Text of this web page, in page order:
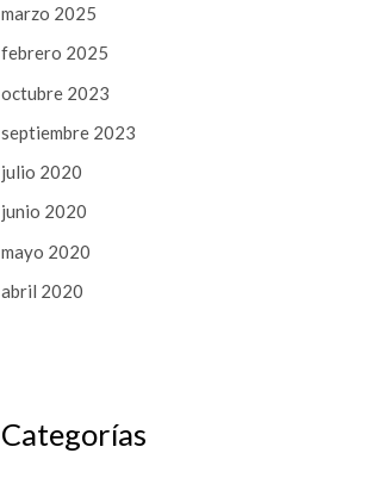
marzo 2025
febrero 2025
octubre 2023
septiembre 2023
julio 2020
junio 2020
mayo 2020
abril 2020
Categorías